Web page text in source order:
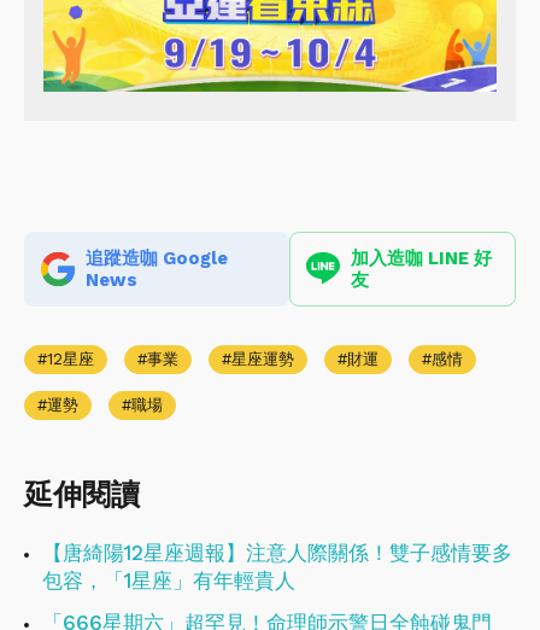
追蹤造咖 Google
News
加入造咖 LINE 好
友
12星座 事業 星座運勢 財運 感情
運勢 職場
延伸閱讀
【唐綺陽12星座週報】注意人際關係！雙子感情要多
包容，「1星座」有年輕貴人
「666星期六」超罕見！命理師示警日全蝕碰鬼門